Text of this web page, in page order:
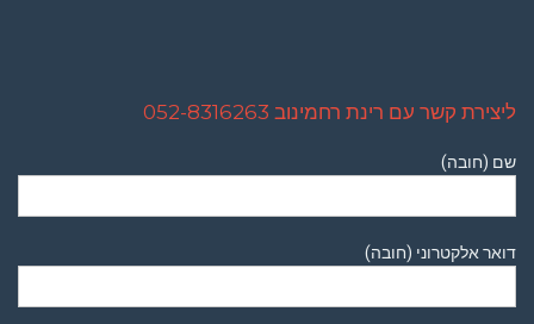
ליצירת קשר עם רינת רחמינוב 052-8316263
שם (חובה)
דואר אלקטרוני (חובה)